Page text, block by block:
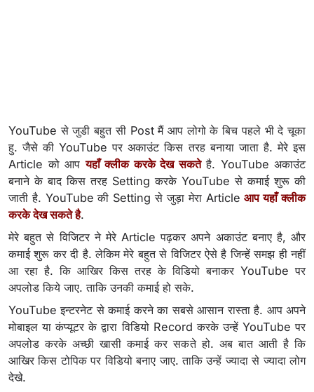
YouTube से जुडी बहुत सी Post मैं आप लोगो के बिच पहले भी दे चूका
हु. जैसे की YouTube पर अकाउंट किस तरह बनाया जाता है. मेरे इस
Article को आपयहाँ क्लीक करके देख सकते है. YouTube अकाउंट
बनाने के बाद किस तरह Setting करके YouTube से कमाई शुरू की
जाती है. YouTube की Setting से जुड़ा मेरा Articleआप यहाँ क्लीक
करके देख सकते है.
मेरे बहुत से विजिटर ने मेरे Article पढ़कर अपने अकाउंट बनाए है, और
कमाई शुरू कर दी है. लेकिम मेरे बहुत से विजिटर ऐसे है जिन्हें समझ ही नहीं
आ रहा है. कि आखिर किस तरह के विडियो बनाकर YouTube पर
अपलोड किये जाए. ताकि उनकी कमाई हो सके.
YouTube इन्टरनेट से कमाई करने का सबसे आसान रास्ता है. आप अपने
मोबाइल या कंप्यूटर के द्वारा विडियो Record करके उन्हें YouTube पर
अपलोड करके अच्छी खासी कमाई कर सकते हो. अब बात आती है कि
आखिर किस टोपिक पर विडियो बनाए जाए. ताकि उन्हें ज्यादा से ज्यादा लोग
देखे.